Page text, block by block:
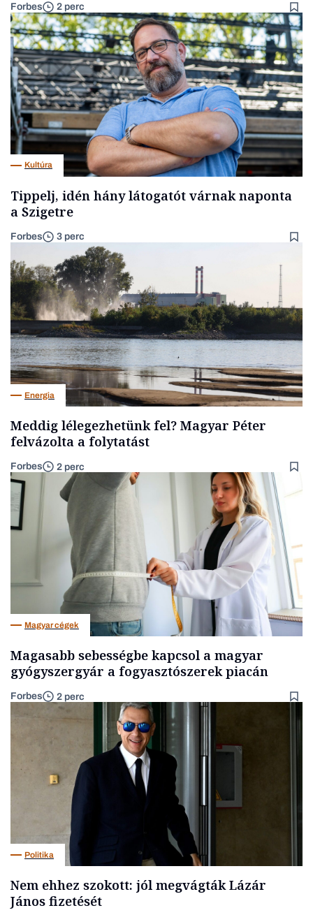
Forbes 2 perc
Kultúra
Tippelj, idén hány látogatót várnak naponta
a Szigetre
Forbes 3 perc
Energia
Meddig lélegezhetünk fel? Magyar Péter
felvázolta a folytatást
Forbes 2 perc
Magyar cégek
Magasabb sebességbe kapcsol a magyar
gyógyszergyár a fogyasztószerek piacán
Forbes 2 perc
Politika
Nem ehhez szokott: jól megvágták Lázár
János fizetését